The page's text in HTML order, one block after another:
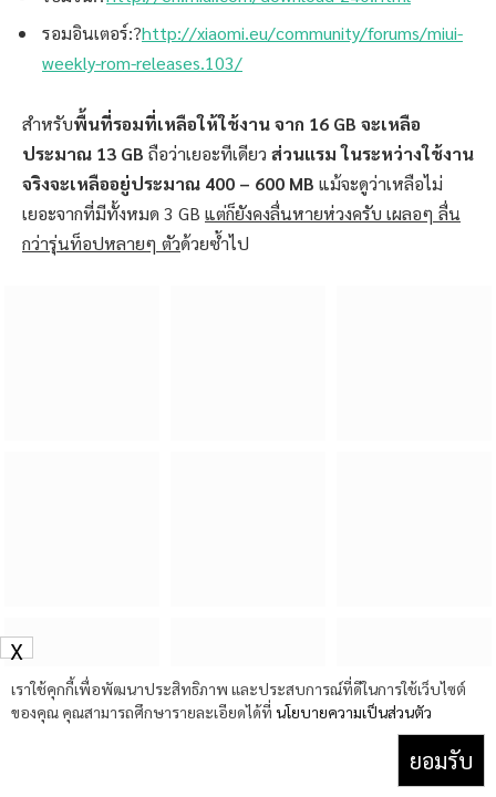
เราใช้คุกกี้เพื่อพัฒนาประสิทธิภาพ และประสบการณ์ที่ดีในการใช้เว็บไซต์
ของคุณ คุณสามารถศึกษารายละเอียดได้ที่ นโยบายความเป็นส่วนตัว
ยอมรับ
X